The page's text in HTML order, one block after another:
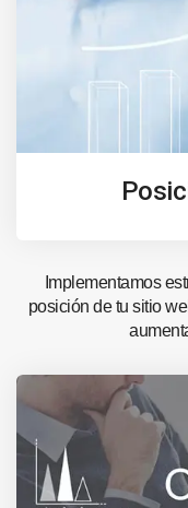
Implementamos
posición de tu sitio